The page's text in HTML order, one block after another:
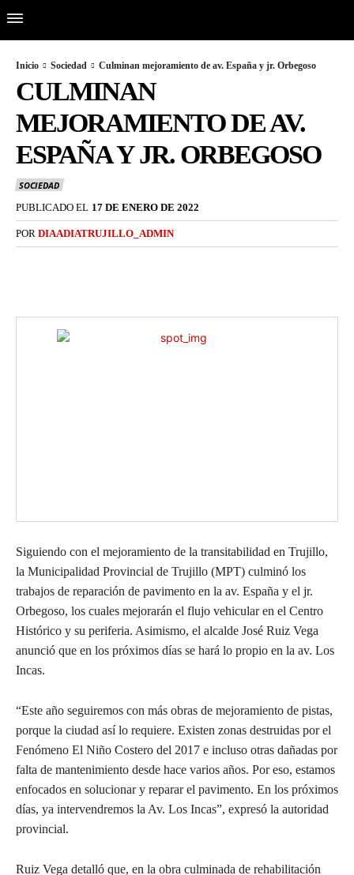
Inicio Sociedad Culminan mejoramiento de av. España y jr. Orbegoso
CULMINAN
MEJORAMIENTO DE AV.
ESPAÑA Y JR. ORBEGOSO
SOCIEDAD
PUBLICADO EL 17 DE ENERO DE 2022
POR DIAADIATRUJILLO_ADMIN
Siguiendo con el mejoramiento de la transitabilidad en Trujillo,
la Municipalidad Provincial de Trujillo (MPT) culminó los
trabajos de reparación de pavimento en la av. España y el jr.
Orbegoso, los cuales mejorarán el flujo vehicular en el Centro
Histórico y su periferia. Asimismo, el alcalde José Ruiz Vega
anunció que en los próximos días se hará lo propio en la av. Los
Incas.
“Este año seguiremos con más obras de mejoramiento de pistas,
porque la ciudad así lo requiere. Existen zonas destruidas por el
Fenómeno El Niño Costero del 2017 e incluso otras dañadas por
falta de mantenimiento desde hace varios años. Por eso, estamos
enfocados en solucionar y reparar el pavimento. En los próximos
días, ya intervendremos la Av. Los Incas”, expresó la autoridad
provincial.
Ruiz Vega detalló que, en la obra culminada de rehabilitación